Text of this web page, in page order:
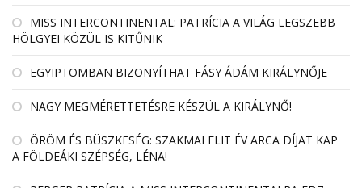
MISS INTERCONTINENTAL: PATRÍCIA A VILÁG LEGSZEBB
HÖLGYEI KÖZÜL IS KITŰNIK
EGYIPTOMBAN BIZONYÍTHAT FÁSY ÁDÁM KIRÁLYNŐJE
NAGY MEGMÉRETTETÉSRE KÉSZÜL A KIRÁLYNŐ!
ÖRÖM ÉS BÜSZKESÉG: SZAKMAI ELIT ÉV ARCA DÍJAT KAP
A FÖLDEÁKI SZÉPSÉG, LÉNA!